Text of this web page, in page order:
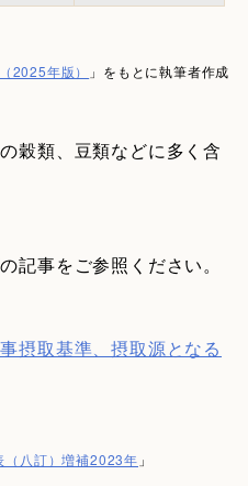
2025年版） 」をもとに執筆者作成
穀類、豆類などに多く含
記事をご参照ください。
摂取基準、摂取源となる
（八訂）増補2023年 」